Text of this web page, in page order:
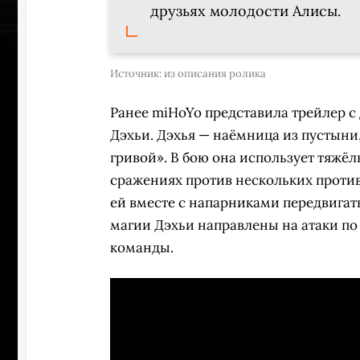
друзьях молодости Алисы.
Источник:из описания ролика
Ранее miHoYo представила трейлер
Дэхьи. Дэхья — наёмница из
гривой». В бою она использует
сражениях против нескольких
ей вместе с напарниками
магии Дэхьи направлены на атаки
команды.